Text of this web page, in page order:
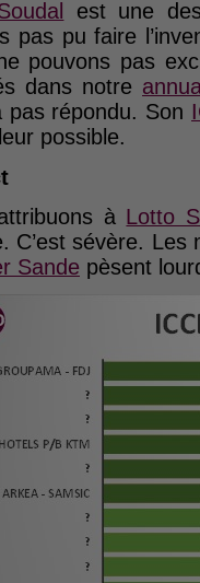
est une
pas pu faire
pouvons pas
dans notre
pas répondu. Son
possible.
à Lotto
C’est sévère.
Sande pèsent